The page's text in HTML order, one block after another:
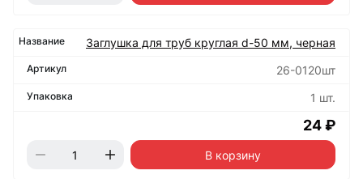
Заглушка для труб круглая d-50 мм, черная
26-0120шт
1 шт.
24 ₽
В корзину